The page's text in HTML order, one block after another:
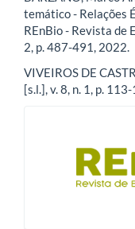
temático - Relações
REnBio - Revista de
2, p. 487-491, 2022.
VIVEIROS DE
[s.l.], v. 8, n. 1, p.